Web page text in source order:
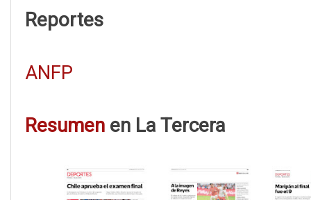
Reportes
ANFP
Resumen en La Tercera